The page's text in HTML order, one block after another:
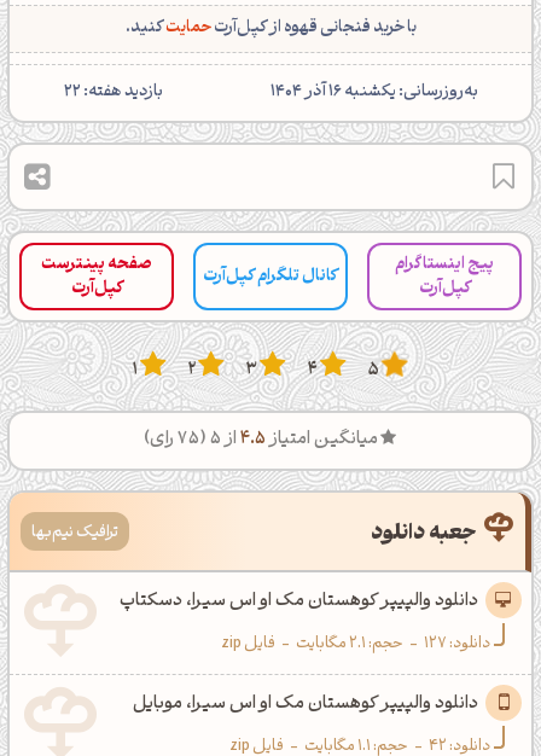
با خرید فنجانی قهوه از کپل‌آرتحمایتکنید.
‌به‌روزرسانی: یکشنبه 16 آذر 1404 بازدید هفته: 22
پیج اینستاگرام
کپل‌آرت
کانال تلگرام کپل‌آرت
صفحه پینترست
کپل‌آرت
5
4
3
2
1
میانگین امتیاز4.5از 5 ( 75رای)
جعبه دانلود ترافیک نیم‌بها
دانلود والپیپر کوهستان مک او اس سیرا، دسکتاپ
دانلود:127
- حجم: 2.1 مگابایت - فایل zip
دانلود والپیپر کوهستان مک او اس سیرا، موبایل
دانلود:42
- حجم: 1.1 مگابایت - فایل zip